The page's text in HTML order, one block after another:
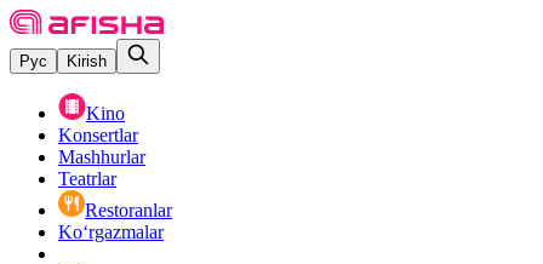
Рус Kirish
Kino
Konsertlar
Mashhurlar
Teatrlar
Restoranlar
Ko‘rgazmalar